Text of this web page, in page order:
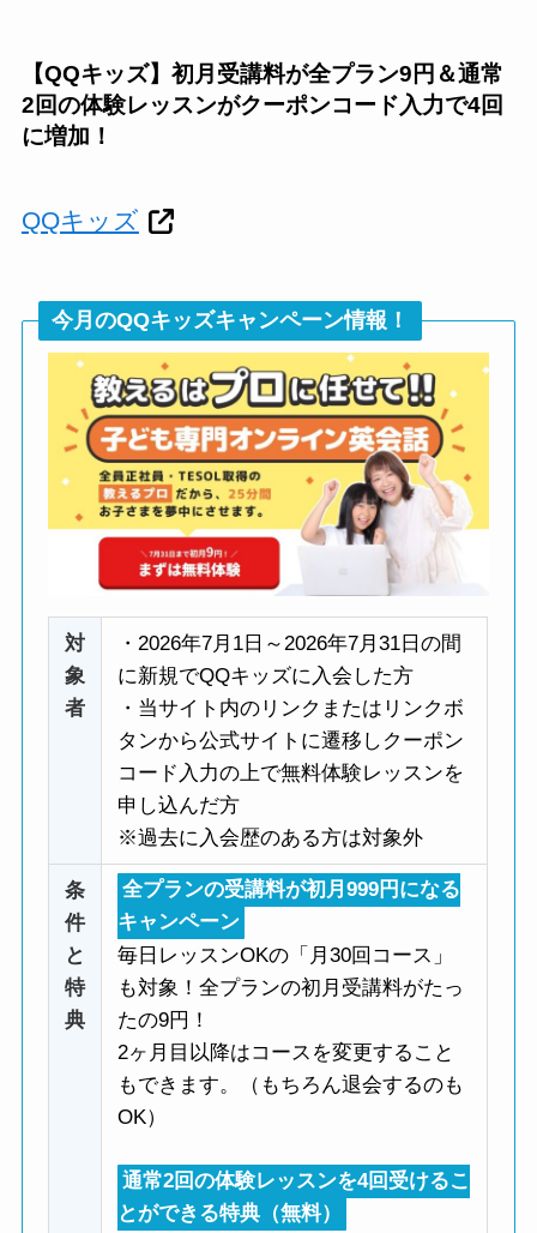
【QQキッズ】初月受講料が全プラン9円＆通常
2回の体験レッスンがクーポンコード入力で4回
に増加！
QQキッズ
今月のQQキッズキャンペーン情報！
対
象
者
・2026年7月1日～2026年7月31日の間
に新規でQQキッズに入会した方
・当サイト内のリンクまたはリンクボ
タンから公式サイトに遷移しクーポン
コード入力の上で無料体験レッスンを
申し込んだ方
※過去に入会歴のある方は対象外
条
件
と
特
典
全プランの受講料が初月999円になる
キャンペーン
毎日レッスンOKの「月30回コース」
も対象！全プランの初月受講料がたっ
たの9円！
2ヶ月目以降はコースを変更すること
もできます。（もちろん退会するのも
OK）
通常2回の体験レッスンを4回受けるこ
とができる特典（無料）